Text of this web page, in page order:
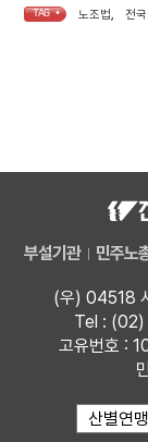
TAG • 노조법, 전
부설기관 민주노
(우) 04518
Tel :
고유번호 :